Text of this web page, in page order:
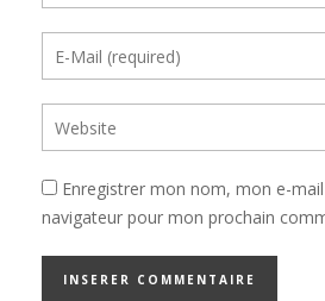
Enregistrer mon nom, mon e-
navigateur pour mon prochain